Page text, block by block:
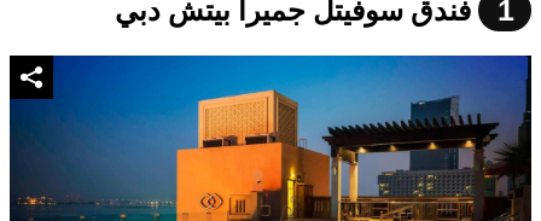
1 فندق سوفيتل جميرا بيتش دبي